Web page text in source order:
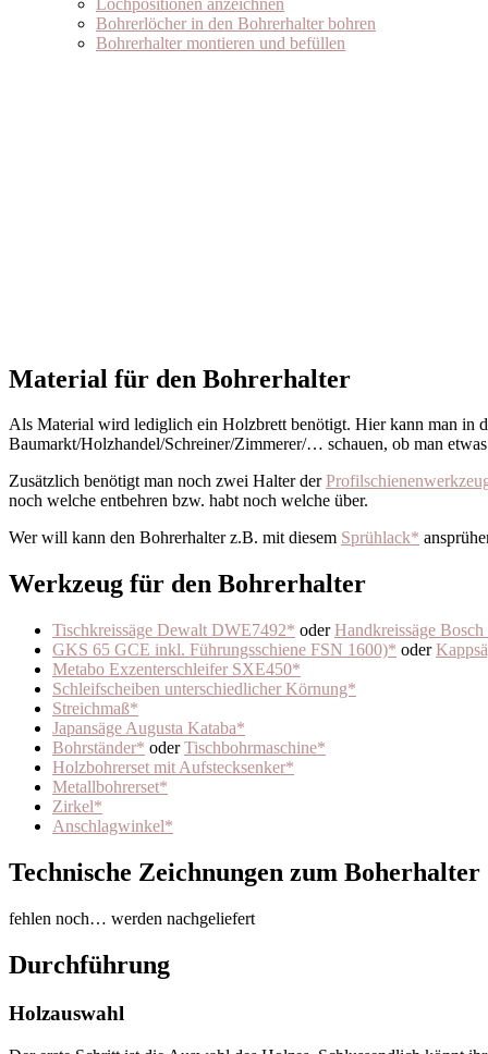
Bohrerlöcher in den Bohrerhalter bohren
Bohrerhalter montieren und befüllen
Material für den Bohrerhalter
Als Material wird lediglich ein Holzbrett benötigt. Hier kann man in
Baumarkt/Holzhandel/Schreiner/Zimmerer/… schauen, ob man etwas
Zusätzlich benötigt man noch zwei Halter der
noch welche entbehren bzw. habt noch welche über.
Wer will kann den Bohrerhalter z.B. mit diesem Sprühlack*
Werkzeug für den Bohrerhalter
Tischkreissäge Dewalt DWE7492* oderHandkreissäge
GKS 65 GCE inkl. Führungsschiene FSN 1600)* oder
Metabo Exzenterschleifer SXE450*
Schleifscheiben unterschiedlicher Körnung*
Streichmaß*
Japansäge Augusta Kataba*
Bohrständer* oderTischbohrmaschine*
Holzbohrerset mit Aufstecksenker*
Metallbohrerset*
Zirkel*
Anschlagwinkel*
Technische Zeichnungen zum Boherhalter
fehlen noch… werden nachgeliefert
Durchführung
Holzauswahl